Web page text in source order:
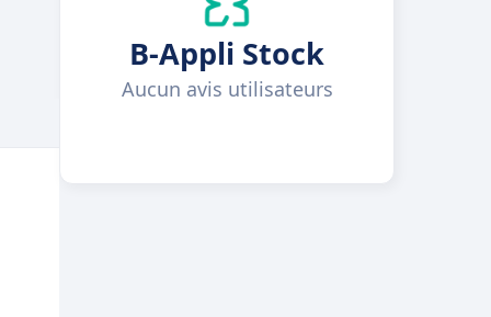
B-Appli Stock
Aucun avis utilisateurs